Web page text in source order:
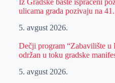
Iz Gradske bašte ispraćeni
ulicama grada pozivaju na
5. avgust 2026.
Dečji program “Zabavilište u
održan u toku gradske
5. avgust 2026.